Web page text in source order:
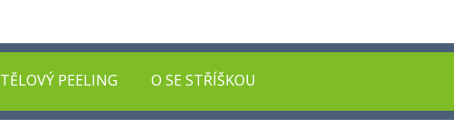
TĚLOVÝ PEELING O SE STŘÍŠKOU